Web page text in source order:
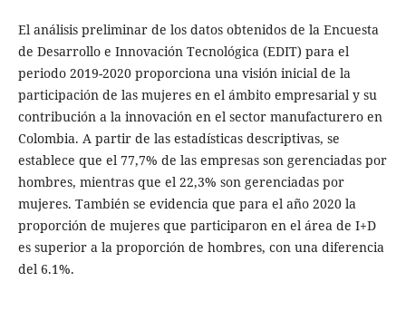
El análisis preliminar de los datos obtenidos de la Encuesta
de Desarrollo e Innovación Tecnológica (EDIT) para el
periodo 2019-2020 proporciona una visión inicial de la
participación de las mujeres en el ámbito empresarial y su
contribución a la innovación en el sector manufacturero en
Colombia. A partir de las estadísticas descriptivas, se
establece que el 77,7% de las empresas son gerenciadas por
hombres, mientras que el 22,3% son gerenciadas por
mujeres. También se evidencia que para el año 2020 la
proporción de mujeres que participaron en el área de I+D
es superior a la proporción de hombres, con una diferencia
del 6.1%.